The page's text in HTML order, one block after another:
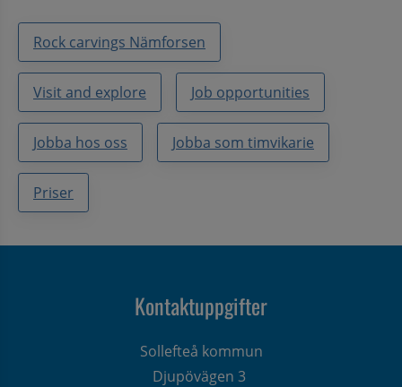
Rock carvings Nämforsen
Visit and explore Job opportunities
Jobba hos oss Jobba som timvikarie
Priser
Kontaktuppgifter
Sollefteå kommun
Djupövägen 3